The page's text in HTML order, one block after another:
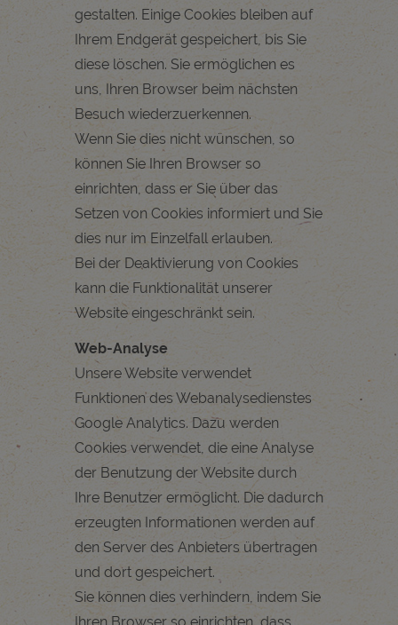
gestalten. Einige Cookies bleiben auf
Ihrem Endgerät gespeichert, bis Sie
diese löschen. Sie ermöglichen es
uns, Ihren Browser beim nächsten
Besuch wiederzuerkennen.
Wenn Sie dies nicht wünschen, so
können Sie Ihren Browser so
einrichten, dass er Sie über das
Setzen von Cookies informiert und Sie
dies nur im Einzelfall erlauben.
Bei der Deaktivierung von Cookies
kann die Funktionalität unserer
Website eingeschränkt sein.
Web-Analyse
Unsere Website verwendet
Funktionen des Webanalysedienstes
Google Analytics. Dazu werden
Cookies verwendet, die eine Analyse
der Benutzung der Website durch
Ihre Benutzer ermöglicht. Die dadurch
erzeugten Informationen werden auf
den Server des Anbieters übertragen
und dort gespeichert.
Sie können dies verhindern, indem Sie